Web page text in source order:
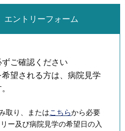
ントリーフォーム
ご確認ください
望される方は、病院見学
取り、またはこちらから必要
ー及び病院見学の希望日の入